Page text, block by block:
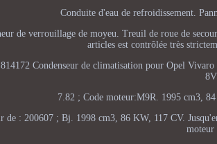
Conduite d'eau de refroidissement.
de verrouillage de moyeu. Treuil de roue de
articles est contrôlée très
814172 Condenseur de climatisation pour Opel
7.82 ; Code moteur:M9R. 1995 cm3,
de : 200607 ; Bj. 1998 cm3, 86 KW, 117 CV.